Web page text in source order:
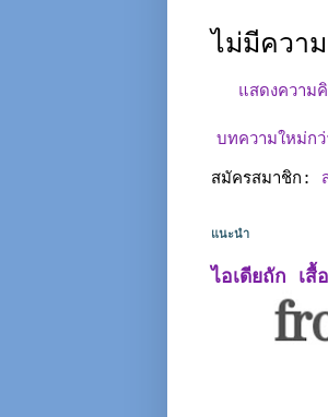
ไม่มีควา
แสดงความ
บทความใหม่กว่
สมัครสมาชิก:
แนะนำ
ไอเดียถัก เ